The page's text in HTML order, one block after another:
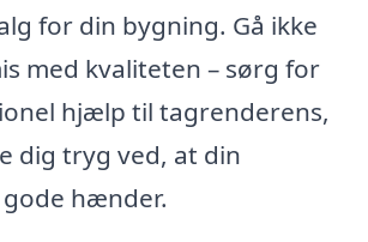
for din bygning. Gå ikke
med kvaliteten – sørg for
hjælp til tagrenderens,
dig tryg ved, at din
hænder.